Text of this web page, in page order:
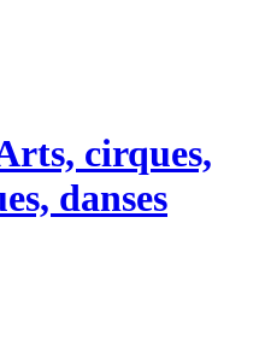
cirques,
danses